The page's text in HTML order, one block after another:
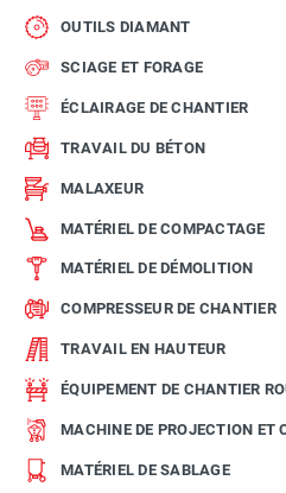
OUTILS DIAMANT
SCIAGE ET FORAGE
ÉCLAIRAGE DE CHANTIER
TRAVAIL DU BÉTON
MALAXEUR
MATÉRIEL DE COMPACTAGE
MATÉRIEL DE DÉMOLITION
COMPRESSEUR DE CHANTIER
TRAVAIL EN HAUTEUR
ÉQUIPEMENT DE CHANTIER
MACHINE DE PROJECTION ET
MATÉRIEL DE SABLAGE